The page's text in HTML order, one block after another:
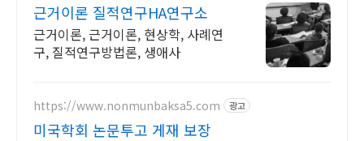
근거이론 질적연구HA연구소
근거이론, 근거이론, 현상학, 사례연
구, 질적연구방법론, 생애사
https://www.nonmunbaksa5.com 광고
미국학회 논문투고 게재 보장